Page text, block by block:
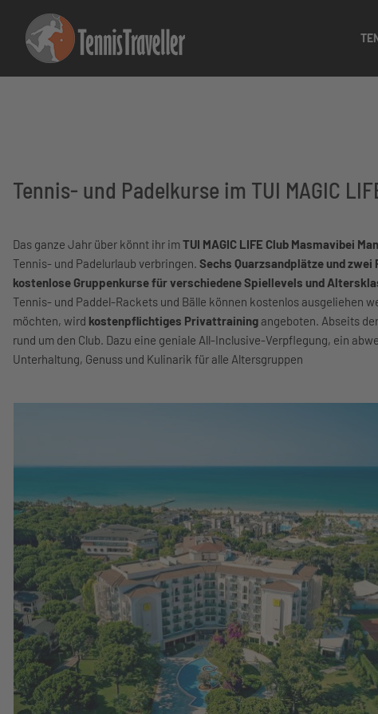
Tennis- und Padelkurse im TUI MAGIC
Das ganze Jahr über könnt ihr imTUI MAGIC LIFE Club Masmavibei
Tennis- und Padelurlaub verbringen. Sechs Quarzsandplätze und zwei
kostenlose Gruppenkurse für verschiedene Spiellevels und
Tennis- und Paddel-Rackets und Bälle können kostenlos ausgeliehen
möchten, wird kostenpflichtiges Privattraining angeboten. Abseits
rund um den Club. Dazu eine geniale All-Inclusive-Verpflegung, ein
Unterhaltung, Genuss und Kulinarik für alle Altersgruppen